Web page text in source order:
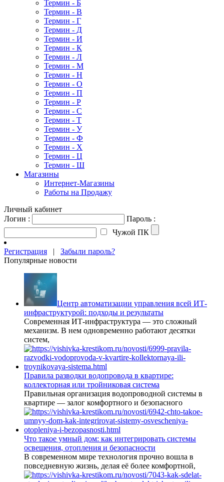
Термин - Б
Термин - В
Термин - Г
Термин - Д
Термин - И
Термин - К
Термин - Л
Термин - М
Термин - Н
Термин - О
Термин - П
Термин - Р
Термин - С
Термин - Т
Термин - У
Термин - Ф
Термин - Х
Термин - Ц
Термин - Ш
Магазины
Интернет-Магазины
Работы на Продажу
Личный кабинет
Логин :
Пароль :
Чужой ПК
Регистрация | Забыли пароль?
Популярные новости
Центр автоматизации управления всей ИТ-
инфраструктурой: подходы и результаты
Современная ИТ-инфраструктура — это сложный
механизм. В нем одновременно работают десятки
систем,
Правила разводки водопровода в квартире:
коллекторная или тройниковая система
Правильная организация водопроводной системы в
квартире — залог комфортного и безопасного
Что такое умный дом: как интегрировать системы
освещения, отопления и безопасности
В современном мире технология прочно вошла в
повседневную жизнь, делая её более комфортной,